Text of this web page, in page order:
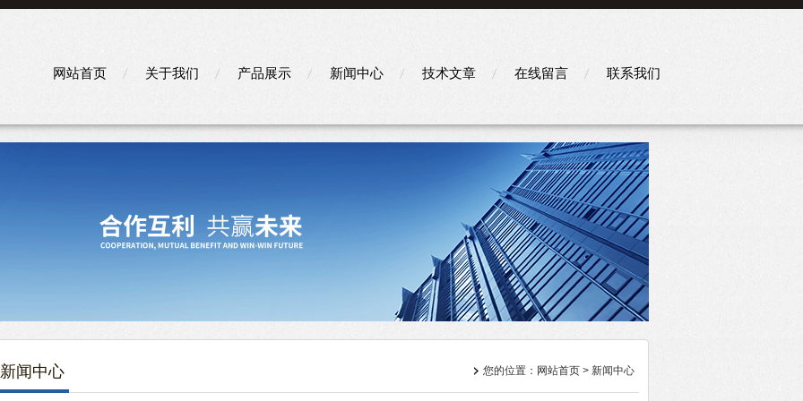
网站首页 关于我们 产品展示 新闻中心 技术文章 在线留言 联系我们
新闻中心 您的位置： 网站首页 > 新闻中心